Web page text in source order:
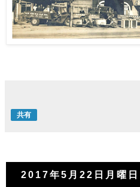
共有
2017年5月22日月曜日